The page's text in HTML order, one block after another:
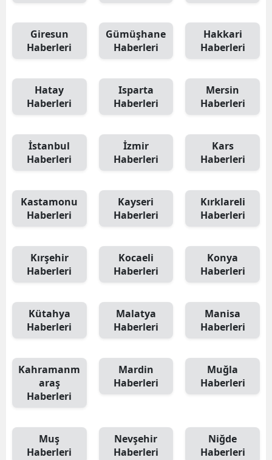
Giresun
Haberleri
Gümüşhane
Haberleri
Hakkari
Haberleri
Hatay
Haberleri
Isparta
Haberleri
Mersin
Haberleri
İstanbul
Haberleri
İzmir
Haberleri
Kars
Haberleri
Kastamonu
Haberleri
Kayseri
Haberleri
Kırklareli
Haberleri
Kırşehir
Haberleri
Kocaeli
Haberleri
Konya
Haberleri
Kütahya
Haberleri
Malatya
Haberleri
Manisa
Haberleri
Kahramanm
araş
Haberleri
Mardin
Haberleri
Muğla
Haberleri
Muş
Haberleri
Nevşehir
Haberleri
Niğde
Haberleri